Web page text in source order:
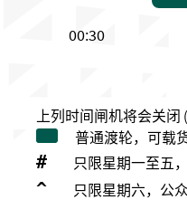
00:30上午12:30
上列时间闸机将会关闭
普通渡轮，可载
# 只限星期一至五
^ 只限星期六，公